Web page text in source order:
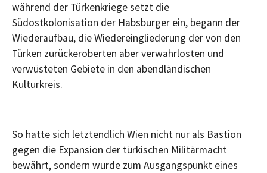
während der Türkenkriege setzt die
Südostkolonisation der Habsburger ein, begann der
Wiederaufbau, die Wiedereingliederung der von den
Türken zurückeroberten aber verwahrlosten und
verwüsteten Gebiete in den abendländischen
Kulturkreis.
So hatte sich letztendlich Wien nicht nur als Bastion
gegen die Expansion der türkischen Militärmacht
bewährt, sondern wurde zum Ausgangspunkt eines